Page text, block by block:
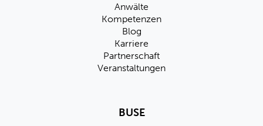
Anwälte
Kompetenzen
Blog
Karriere
Partnerschaft
Veranstaltungen
BUSE